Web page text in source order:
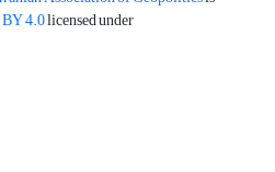
licensed under
4.0